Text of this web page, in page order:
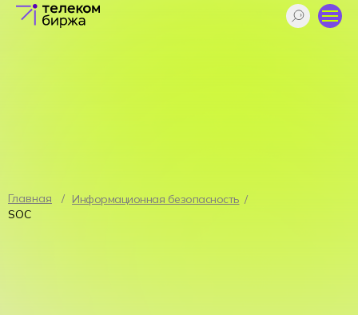
Главная Информационная безопасность
/
/
SOC